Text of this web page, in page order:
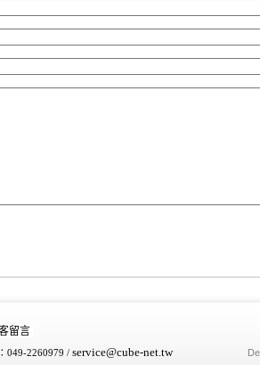
留言
049-2260979 / service@cube-net.tw